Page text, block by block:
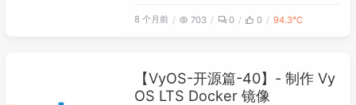
8 个月前 703 0 0 94.3℃
【VyOS-开源篇-40】- 制作 Vy
OS LTS Docker 镜像